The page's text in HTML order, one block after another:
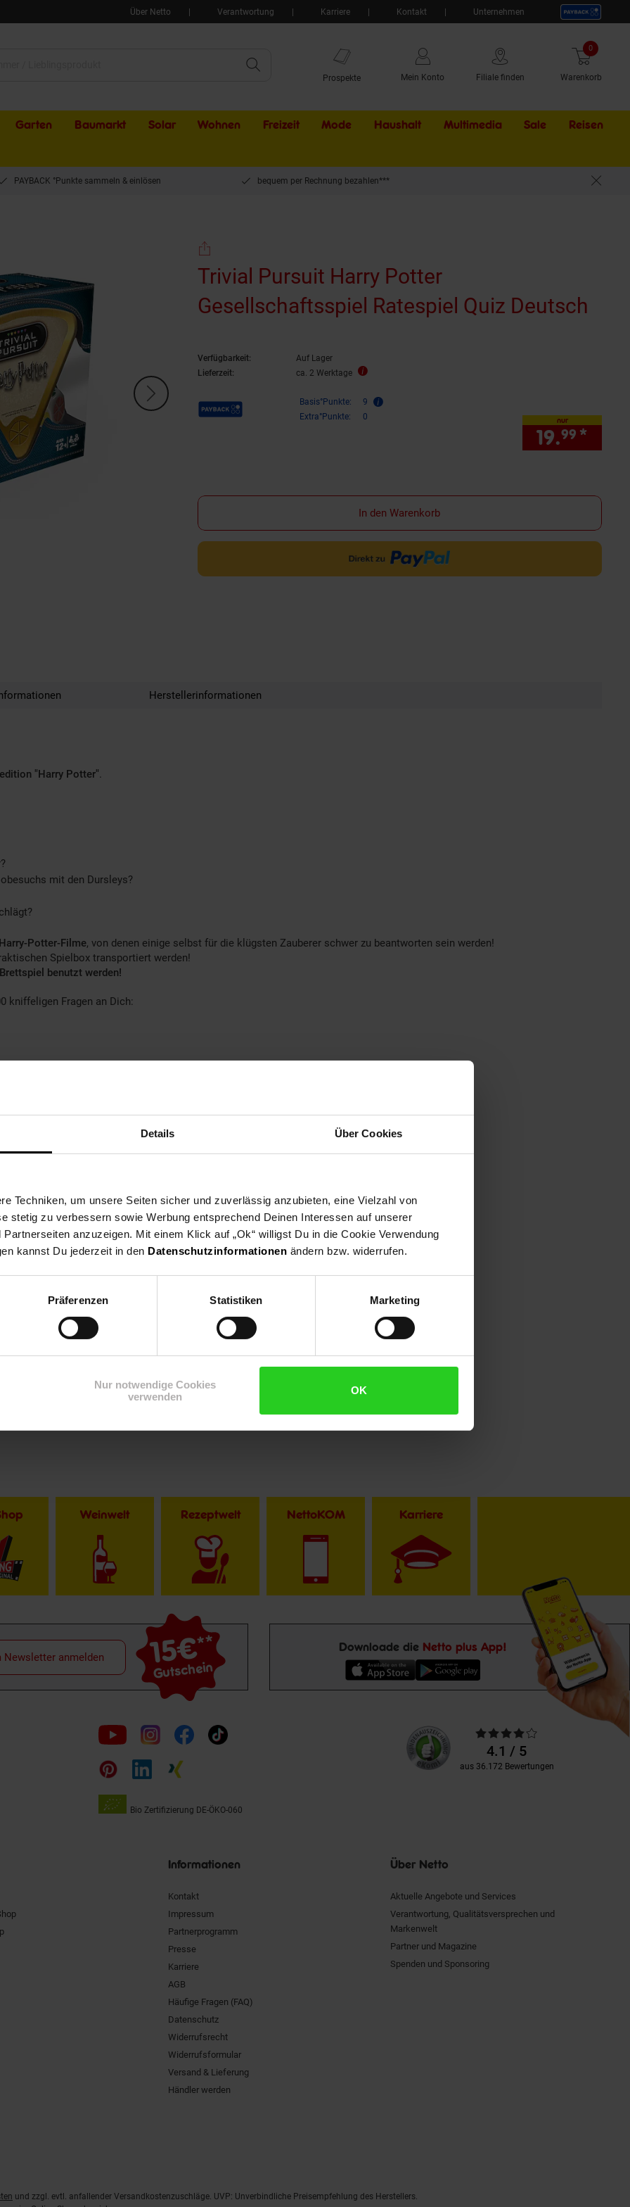
Details Über Cookies
Techniken, um unsere Seiten sicher und zuverlässig anzubieten, eine Vielzahl von
stetig zu verbessern sowie Werbung entsprechend Deinen Interessen auf unserer
anzuzeigen. Mit einem Klick auf „Ok“ willigst Du in die Cookie Verwendung
kannst Du jederzeit in den Datenschutzinformationen ändern bzw. widerrufen.
Präferenzen Statistiken Marketing
Nur notwendige Cookies
verwenden
OK
Über Netto Verantwortung Karriere Kontakt Unternehmen
Prospekte Mein Konto Filiale finden Warenkorb
0 Artikel
Garten Baumarkt Solar Wohnen Freizeit Mode Haushalt Multimedia Sale Externer
Reisen
PAYBACK °Punkte sammeln & einlösen bequem per Rechnung bezahlen***
Trivial Pursuit Harry Potter
Gesellschaftsspiel Ratespiel Quiz Deutsch
Verfügbarkeit:
Auf Lager
Lieferzeit:
ca. 2 Werktage
Payback Punkte Basis°Punkte:
9
Extra°Punkte:
0 nur
19.99 *
In den Warenkorb
Herstellerinformationen
"Harry Potter".
mit den Dursleys?
Harry-Potter-Filme, von denen einige selbst für die klügsten Zauberer schwer zu beantworten sein werden!
Spielbox transportiert werden!
benutzt werden!
kniffeligen Fragen an Dich:
Weinwelt Rezeptwelt NettoKOM Karriere
15€**
Gutschein
Newsletter anmelden
Downloade die Netto plus App!
Folge
uns
auf
Bio Zertifizierung DE-ÖKO-060
Unsere
Kundenbewertungen
Durchschnittliche
Bewertungen4.1 / 5
aus 36.172 Bewertungen
Informationen
Kontakt
Impressum
Partnerprogramm
Presse
Karriere
AGB
Häufige Fragen (FAQ)
Datenschutz
Widerrufsrecht
Widerrufsformular
Versand & Lieferung
Händler werden
Über Netto
Aktuelle Angebote und Services
Verantwortung, Qualitätsversprechen und
Markenwelt
Partner und Magazine
Spenden und Sponsoring
und zzgl. evtl. anfallender Versandkostenzuschläge. UVP: Unverbindliche Preisempfehlung des Herstellers.